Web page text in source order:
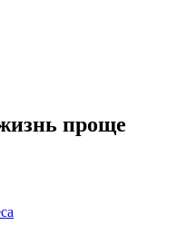
проще